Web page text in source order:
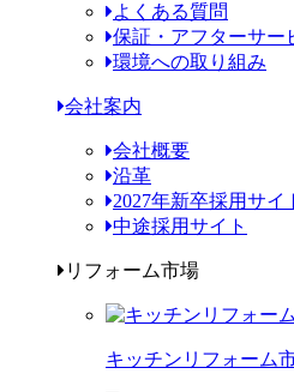
よくある質問
保証・アフターサー
環境への取り組み
会社案内
会社概要
沿革
2027年新卒採用サイ
中途採用サイト
リフォーム市場
キッチンリフォーム